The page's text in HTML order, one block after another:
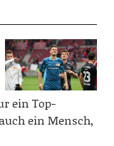
ein Top-
ein Mensch,